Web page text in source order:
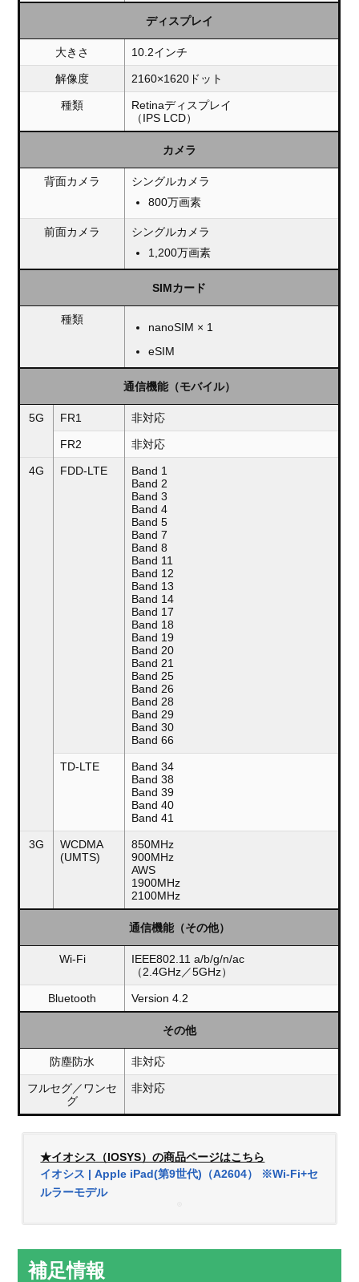
ディスプレイ
大きさ 10.2インチ
解像度 2160×1620ドット
種類
Retinaディスプレイ
（IPS LCD）
カメラ
背面カメラ
シングルカメラ
800万画素
前面カメラ
シングルカメラ
1,200万画素
SIMカード
種類
nanoSIM × 1
eSIM
通信機能（モバイル）
5G FR1 非対応
FR2 非対応
4G FDD-LTE
Band 1
Band 2
Band 3
Band 4
Band 5
Band 7
Band 8
Band 11
Band 12
Band 13
Band 14
Band 17
Band 18
Band 19
Band 20
Band 21
Band 25
Band 26
Band 28
Band 29
Band 30
Band 66
TD-LTE
Band 34
Band 38
Band 39
Band 40
Band 41
3G
WCDMA
(UMTS)
850MHz
900MHz
AWS
1900MHz
2100MHz
通信機能（その他）
Wi-Fi
IEEE802.11 a/b/g/n/ac
（2.4GHz／5GHz）
Bluetooth Version 4.2
その他
防塵防水 非対応
フルセグ／ワンセ
グ
非対応
★イオシス（IOSYS）の商品ページはこちら
イオシス | Apple iPad(第9世代)（A2604） ※Wi-Fi+セ
ルラーモデル
補足情報